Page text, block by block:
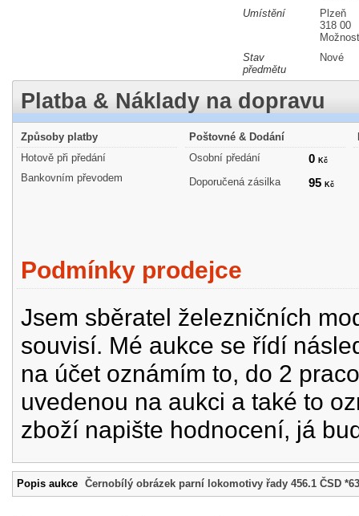
Umístění
Plzeň
318 00
Stav
předmětu
Nové
Platba & Náklady na dopravu
Způsoby platby
Hotově při předání
Bankovním převodem
Poštovné & Dodání
Osobní předání
0 Kč
Doporučená zásilka 95 Kč
Podmínky prodejce
Jsem sběratel železničních
souvisí. Mé aukce se řídí
na účet oznámím to, do 2
uvedenou na aukci a také to
zboží napište hodnocení, já
Popis aukce Černobílý obrázek parní lokomotivy řady 456.1 ČSD